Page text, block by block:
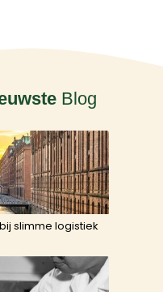
Blog
slimme logistiek